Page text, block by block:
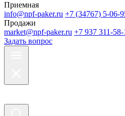
Приемная
info@npf-paker.ru +7 (34767) 5-06-
Продажи
market@npf-paker.ru +7 937 311-58-
Задать вопрос